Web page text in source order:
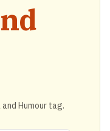
Humour tag.